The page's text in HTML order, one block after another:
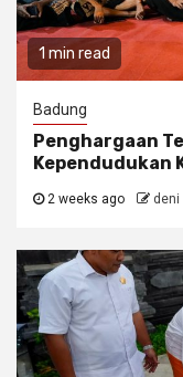
1 min read
Badung
Penghargaan
Kependudukan
2 weeks ago deni